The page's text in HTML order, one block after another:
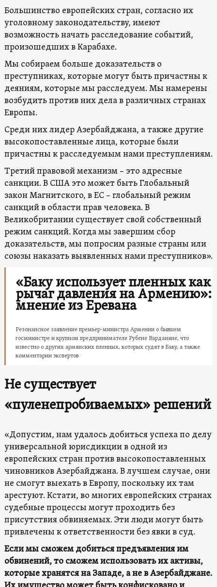
Большинство европейских стран, согласно их
уголовному законодательству, имеют
возможность начать расследование событий,
произошедших в Карабахе.
Мы собираем больше доказательств о
преступниках, которые могут быть причастны к
деяниям, которые мы расследуем. Мы намерены
возбудить против них дела в различных странах
Европы.
Среди них лидер Азербайджана, а также другие
высокопоставленные лица, которые были
причастны к расследуемым нами преступлениям.
Третий правовой механизм – это адресные
санкции. В США это может быть Глобальный
закон Магнитского, в ЕС – глобальный режим
санкций в области прав человека. В
Великобритании существует свой собственный
режим санкций. Когда мы завершим сбор
доказательств, мы попросим разные страны или
союзы наказать выявленных нами преступников».
«Баку использует пленных как
рычаг давления на Армению»:
мнение из Еревана
Резонансное заявление премьер-министра Армении о бывшем
госминистре и крупном предпринимателе Рубене Варданяне, что
известно о других армянских пленных, которых судят в Баку, а также
комментарии экспертов
Не существует
«пуленепробиваемых» решений
«Допустим, нам удалось добиться успеха по делу
универсальной юрисдикции в одной из
европейских стран против высокопоставленных
чиновников Азербайджана. В лучшем случае, они
не смогут выехать в Европу, поскольку их там
арестуют. Кстати, во многих европейских странах
судебные процессы могут проходить без
присутствия обвиняемых. Эти люди могут быть
привлечены к ответственности без явки в суд.
Если мы сможем добиться предъявления им
обвинений, то сможем использовать их активы,
которые хранятся на Западе, а не в Азербайджане.